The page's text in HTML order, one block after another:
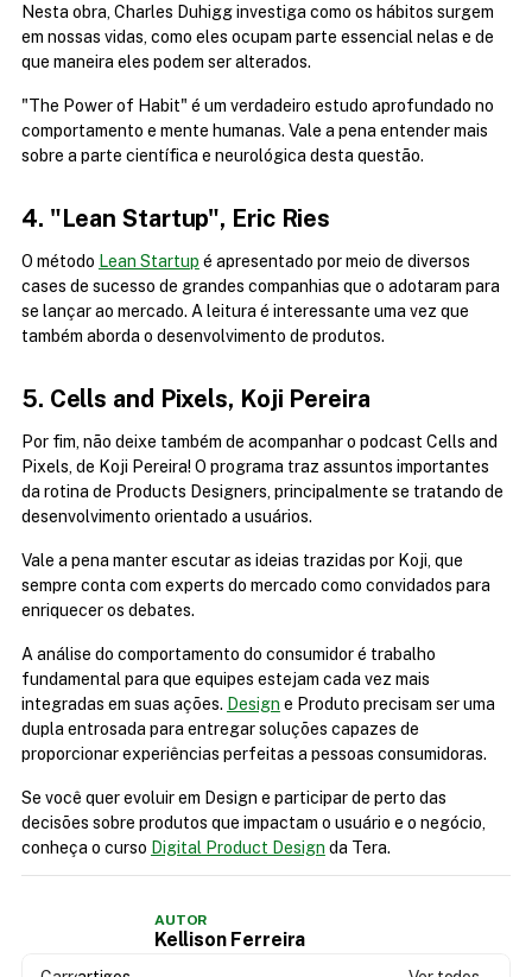
Nesta obra, Charles Duhigg investiga como os hábitos surgem
em nossas vidas, como eles ocupam parte essencial nelas e de
que maneira eles podem ser alterados.
"The Power of Habit" é um verdadeiro estudo aprofundado no
comportamento e mente humanas. Vale a pena entender mais
sobre a parte científica e neurológica desta questão.
4. "Lean Startup", Eric Ries
O método Lean Startup é apresentado por meio de diversos
cases de sucesso de grandes companhias que o adotaram para
se lançar ao mercado. A leitura é interessante uma vez que
também aborda o desenvolvimento de produtos.
5. Cells and Pixels, Koji Pereira
Por fim, não deixe também de acompanhar o podcast Cells and
Pixels, de Koji Pereira! O programa traz assuntos importantes
da rotina de Products Designers, principalmente se tratando de
desenvolvimento orientado a usuários.
Vale a pena manter escutar as ideias trazidas por Koji, que
sempre conta com experts do mercado como convidados para
enriquecer os debates.
A análise do comportamento do consumidor é trabalho
fundamental para que equipes estejam cada vez mais
integradas em suas ações. Design e Produto precisam ser uma
dupla entrosada para entregar soluções capazes de
proporcionar experiências perfeitas a pessoas consumidoras.
Se você quer evoluir em Design e participar de perto das
decisões sobre produtos que impactam o usuário e o negócio,
conheça o curso Digital Product Design da Tera.
AUTOR
Kellison Ferreira